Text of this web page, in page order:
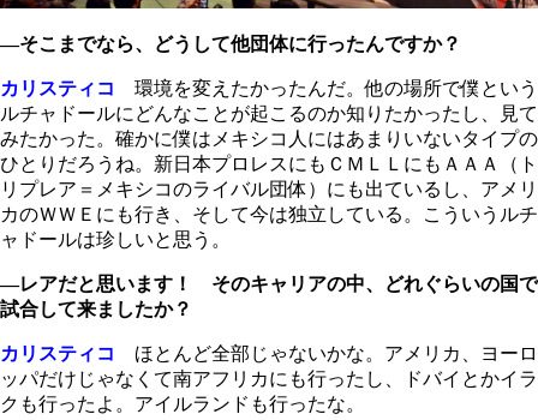
―そこまでなら、どうして他団体に行ったんですか？
カリスティコ
環境を変えたかったんだ。他の場所で僕という
ルチャドールにどんなことが起こるのか知りたかったし、見て
みたかった。確かに僕はメキシコ人にはあまりいないタイプの
ひとりだろうね。新日本プロレスにもＣＭＬＬにもＡＡＡ（ト
リプレア＝メキシコのライバル団体）にも出ているし、アメリ
カのＷＷＥにも行き、そして今は独立している。こういうルチ
ャドールは珍しいと思う。
―レアだと思います！ そのキャリアの中、どれぐらいの国で
試合して来ましたか？
カリスティコ
ほとんど全部じゃないかな。アメリカ、ヨーロ
ッパだけじゃなくて南アフリカにも行ったし、ドバイとかイラ
クも行ったよ。アイルランドも行ったな。